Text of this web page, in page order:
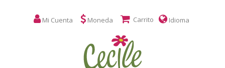
Mi Cuenta Moneda Carrito Idioma